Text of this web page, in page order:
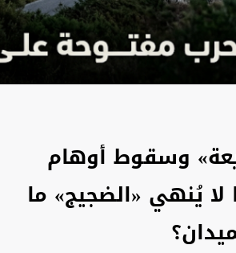
وسقوط أوهام
لا يُنهي «الضجيج» ما